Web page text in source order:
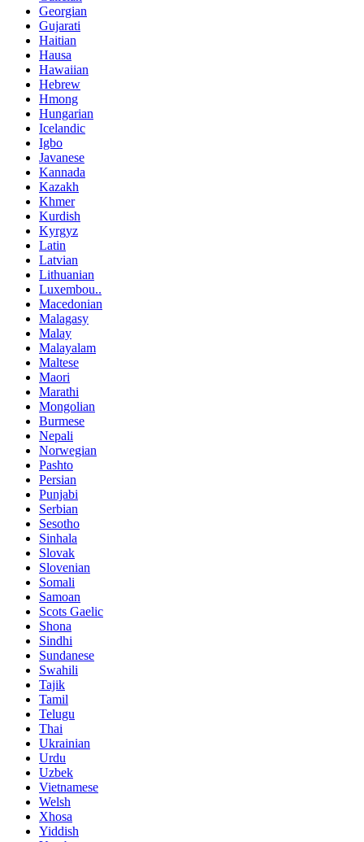
Georgian
Gujarati
Haitian
Hausa
Hawaiian
Hebrew
Hmong
Hungarian
Icelandic
Igbo
Javanese
Kannada
Kazakh
Khmer
Kurdish
Kyrgyz
Latin
Latvian
Lithuanian
Luxembou..
Macedonian
Malagasy
Malay
Malayalam
Maltese
Maori
Marathi
Mongolian
Burmese
Nepali
Norwegian
Pashto
Persian
Punjabi
Serbian
Sesotho
Sinhala
Slovak
Slovenian
Somali
Samoan
Scots Gaelic
Shona
Sindhi
Sundanese
Swahili
Tajik
Tamil
Telugu
Thai
Ukrainian
Urdu
Uzbek
Vietnamese
Welsh
Xhosa
Yiddish